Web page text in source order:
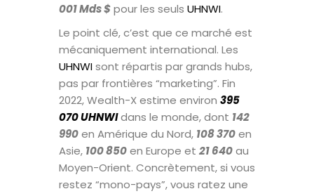
001 Mds $pour les seuls UHNWI.
Le point clé, c’est que ce marché est
mécaniquement international. Les
UHNWIsont répartis par grands hubs,
pas par frontières “marketing”. Fin
2022, Wealth-X estime environ 395
070 UHNWIdans le monde, dont 142
990en Amérique du Nord, 108 370en
Asie, 100 850en Europe et 21 640au
Moyen-Orient. Concrètement, si vous
restez “mono-pays”, vous ratez une